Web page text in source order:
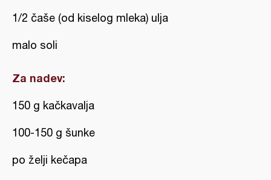
1/2 čaše (od kiselog mleka) ulja
malo soli
Za nadev:
150 g kačkavalja
100-150 g šunke
po želji kečapa